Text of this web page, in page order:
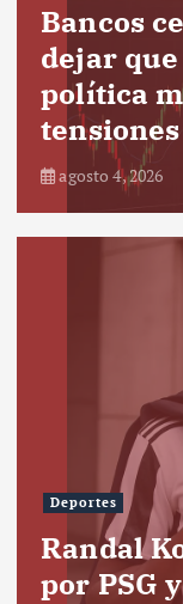
Bancos
dejar
política
agosto 4, 2026
Deportes
Randal
por PSG